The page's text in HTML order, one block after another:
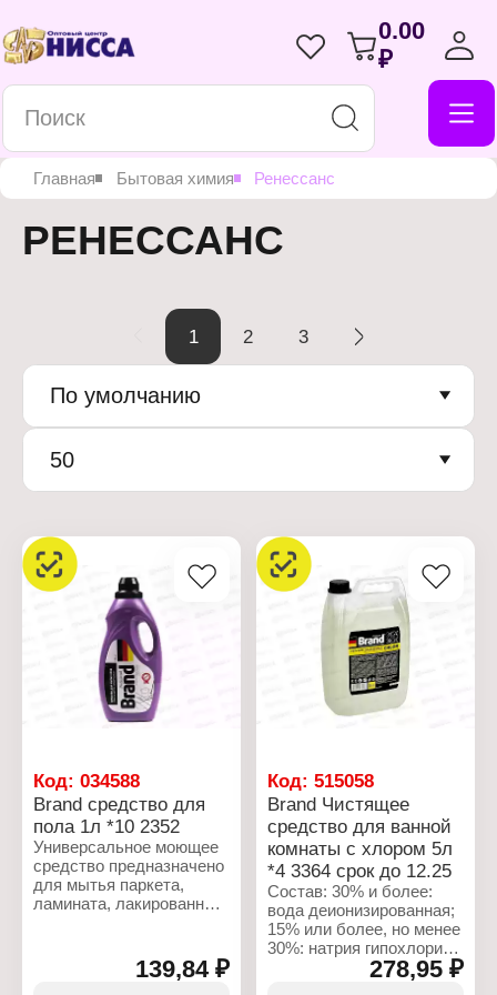
0.00
₽
Главная Бытовая химия Ренессанс
РЕНЕССАНС
1 2 3
По умолчанию
50
Код: 034588
Brand средство для
пола 1л *10 2352
Универсальное моющее
средство предназначено
для мытья паркета,
ламината, лакированных
Идеально подходит для
ежедневного очищения
139,84 ₽
Код:515058
Brand Чистящее
средство для ванной
комнаты с хлором 5л
*4 3364 срок до 12.25
Состав: 30% и более:
вода деионизированная;
15% или более, но менее
30%: натрия гипохлорит;
менее 5%: анионный
ПАВ, неионогенный ПАВ,
278,95 ₽